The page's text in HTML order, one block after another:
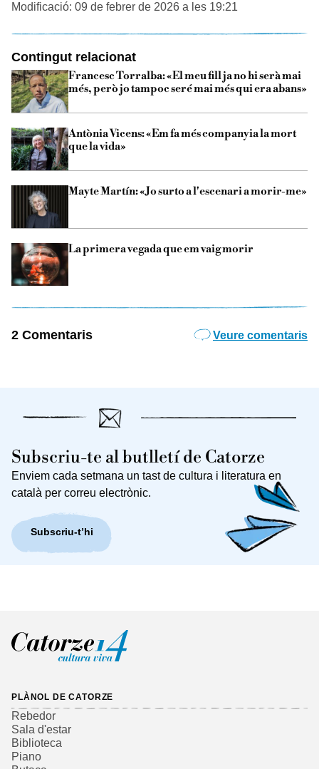
Modificació: 09 de febrer de 2026 a les 19:21
Contingut relacionat
Francesc Torralba: «El meu fill ja no hi serà mai
més, però jo tampoc seré mai més qui era abans»
Antònia Vicens: «Em fa més companyia la mort
que la vida»
Mayte Martín: «Jo surto a l'escenari a morir-me»
La primera vegada que em vaig morir
2 Comentaris Veure comentaris
Subscriu-te al butlletí de Catorze
Enviem cada setmana un tast de cultura i literatura en
català per correu electrònic.
Subscriu-t’hi
PLÀNOL DE CATORZE
Rebedor
Sala d'estar
Biblioteca
Piano